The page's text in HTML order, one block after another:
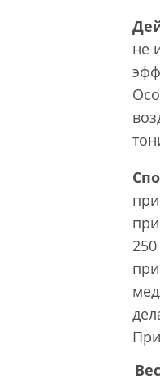
не
Вес